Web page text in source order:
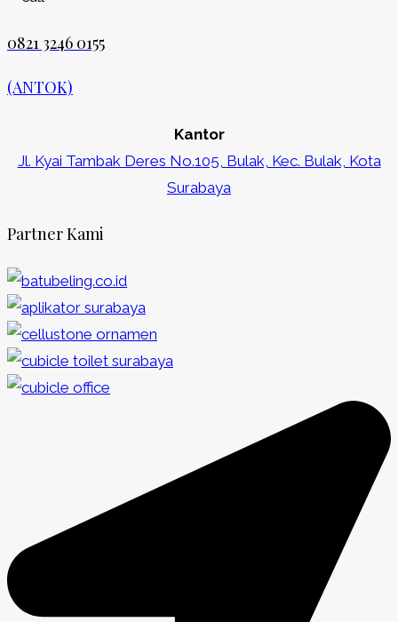
0821 3246 0155​
(ANTOK)
Kantor
Jl. Kyai Tambak Deres No.105, Bulak, Kec. Bulak, Kota
Surabaya
Partner Kami